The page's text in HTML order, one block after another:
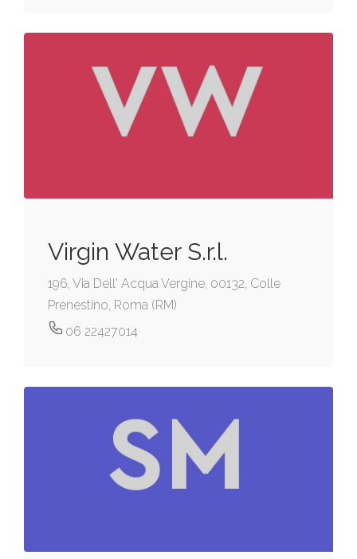
Virgin Water S.r.l.
196, Via Dell' Acqua Vergine, 00132, Colle
Prenestino, Roma (RM)
06 22427014